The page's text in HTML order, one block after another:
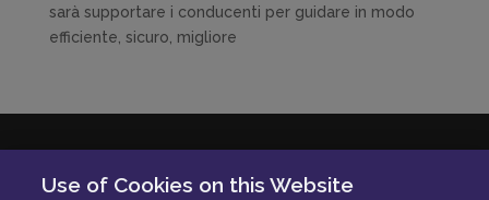
sarà supportare i conducenti per guidare in modo
efficiente, sicuro, migliore
Use of Cookies on this Website